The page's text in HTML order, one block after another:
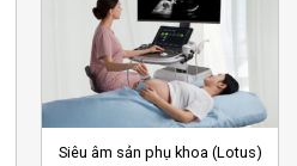
Wishlist
Siêu âm sản phụ khoa (Lotus)